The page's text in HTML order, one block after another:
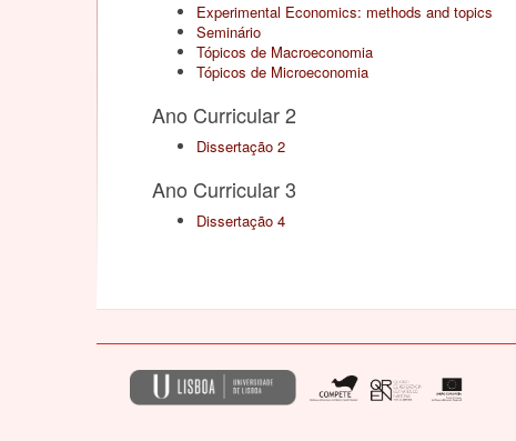
Experimental Economics: methods and topics
Seminário
Tópicos de Macroeconomia
Tópicos de Microeconomia
Ano Curricular 2
Dissertação 2
Ano Curricular 3
Dissertação 4